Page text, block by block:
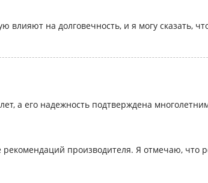
влияют на долговечность, и я могу сказать,
а его надежность подтверждена
производителя. Я отмечаю, что